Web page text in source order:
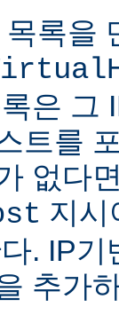
록을
은 그
트를
없다
지시
. IP
추가